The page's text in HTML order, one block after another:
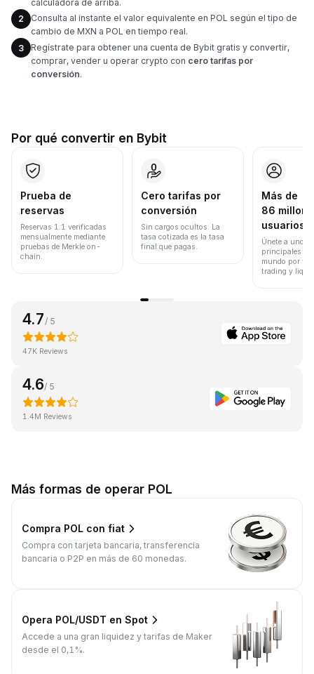
calculadora de arriba.
2
Consulta al instante el valor equivalente en POL según el tipo de
cambio de MXN a POL en tiempo real.
3
Regístrate para obtener una cuenta de Bybit gratis y convertir,
comprar, vender u operar crypto con cero tarifas por
conversión.
Por qué convertir en Bybit
Prueba de
reservas
Reservas 1:1 verificadas
mensualmente mediante
pruebas de Merkle on-
chain.
Cero tarifas por
conversión
Sin cargos ocultos. La
tasa cotizada es la tasa
final que pagas.
Más de
86
usuarios
Únete a uno
principales
mundo por
trading y
4.7 / 5
47K Reviews
4.6/ 5
1.4M Reviews
Más formas de operar POL
Compra POL con fiat
Compra con tarjeta bancaria, transferencia
bancaria o P2P en más de 60 monedas.
Opera POL/USDT en Spot
Accede a una gran liquidez y tarifas de Maker
desde el 0,1%.